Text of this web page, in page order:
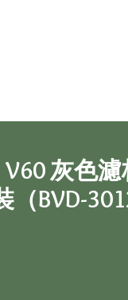
V60 灰色
（BVD-